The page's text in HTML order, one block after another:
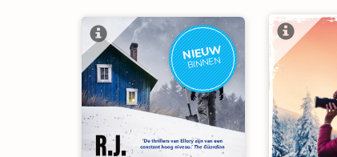
NIEUW
BINNEN